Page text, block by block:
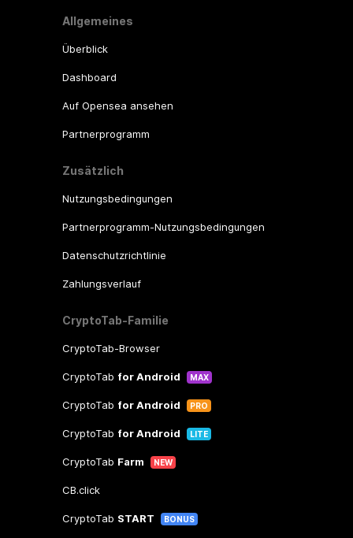
Allgemeines
Überblick
Dashboard
Auf Opensea ansehen
Partnerprogramm
Zusätzlich
Nutzungsbedingungen
Partnerprogramm-Nutzungsbedingungen
Datenschutzrichtlinie
Zahlungsverlauf
CryptoTab-Familie
CryptoTab-Browser
CryptoTab for Android MAX
CryptoTab for Android PRO
CryptoTab for Android LITE
CryptoTab Farm NEW
CB.click
CryptoTab START BONUS